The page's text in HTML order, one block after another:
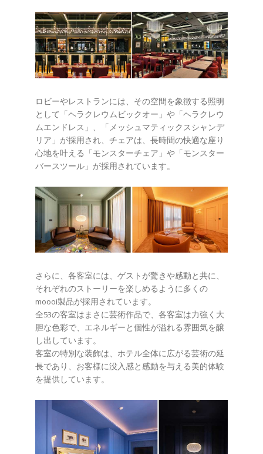
ロビーやレストランには、その空間を象徴する照明
として「ヘラクレウムビックオー」や「ヘラクレウ
ムエンドレス」、「メッシュマティックスシャンデ
リア」が採用され、チェアは、長時間の快適な座り
心地を叶える「モンスターチェア」や「モンスター
バースツール」が採用されています。
さらに、各客室には、ゲストが驚きや感動と共に、
それぞれのストーリーを楽しめるように多くの
moooi製品が採用されています。
全53の客室はまさに芸術作品で、各客室は力強く大
胆な色彩で、エネルギーと個性が溢れる雰囲気を醸
し出しています。
客室の特別な装飾は、ホテル全体に広がる芸術の延
長であり、お客様に没入感と感動を与える美的体験
を提供しています。